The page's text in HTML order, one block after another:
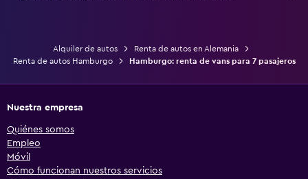
Alquiler de autos
Renta de autos en Alemania
Renta de autos Hamburgo
Hamburgo: renta de vans para 7 pasajeros
Nuestra empresa
Quiénes somos
Empleo
Móvil
Cómo funcionan nuestros servicios